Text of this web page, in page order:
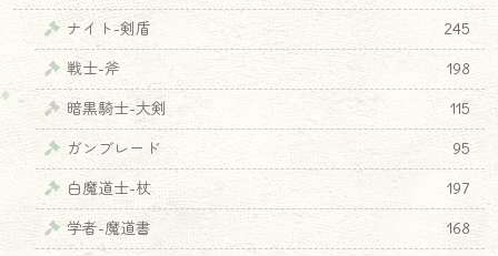
ナイト-剣盾
245
戦士-斧
198
暗黒騎士-大剣
115
ガンブレード
95
白魔道士-杖
197
学者-魔道書
168